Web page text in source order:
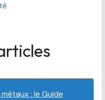
: le Guide